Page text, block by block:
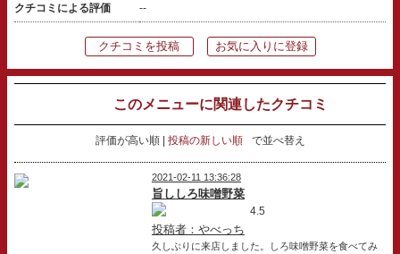
クチコミによる評価 --
クチコミを投稿 お気に入りに登録
このメニューに関連したクチコミ
評価が高い順 投稿の新しい順 で並べ替え
2021-02-11 13:36:28
旨ししろ味噌野菜
4.5
投稿者：やべっち
久しぶりに来店しました。しろ味噌野菜を食べてみ